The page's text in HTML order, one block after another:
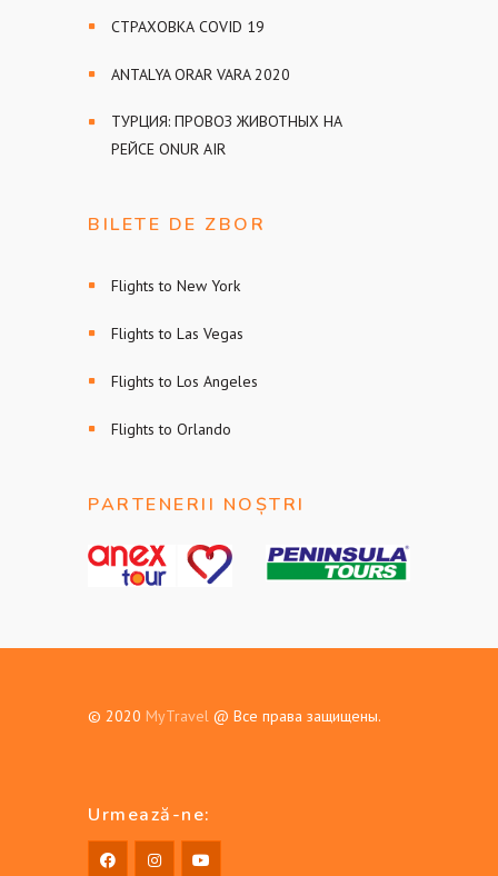
СТРАХОВКА COVID 19
ANTALYA ORAR VARA 2020
ТУРЦИЯ: ПРОВОЗ ЖИВОТНЫХ НА
РЕЙСЕ ONUR AIR
BILETE DE ZBOR
Flights to New York
Flights to Las Vegas
Flights to Los Angeles
Flights to Orlando
PARTENERII NOȘTRI
© 2020 MyTravel @ Все права защищены.
Urmează-ne: